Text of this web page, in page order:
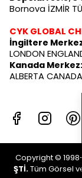
Bornova İZMİR
CYK GLOBAL
İngiltere
LONDON
Kanada Merkez:
ALBERTA CANADA
Copyright ©
ŞTİ.Tüm Görsel